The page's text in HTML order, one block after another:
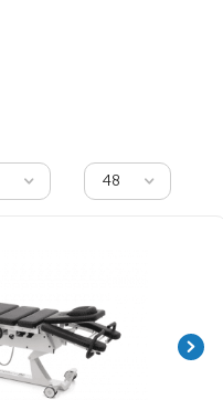
48